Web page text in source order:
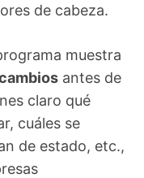
de cabeza.
muestra
antes de
claro qué
cuáles se
de estado, etc.,